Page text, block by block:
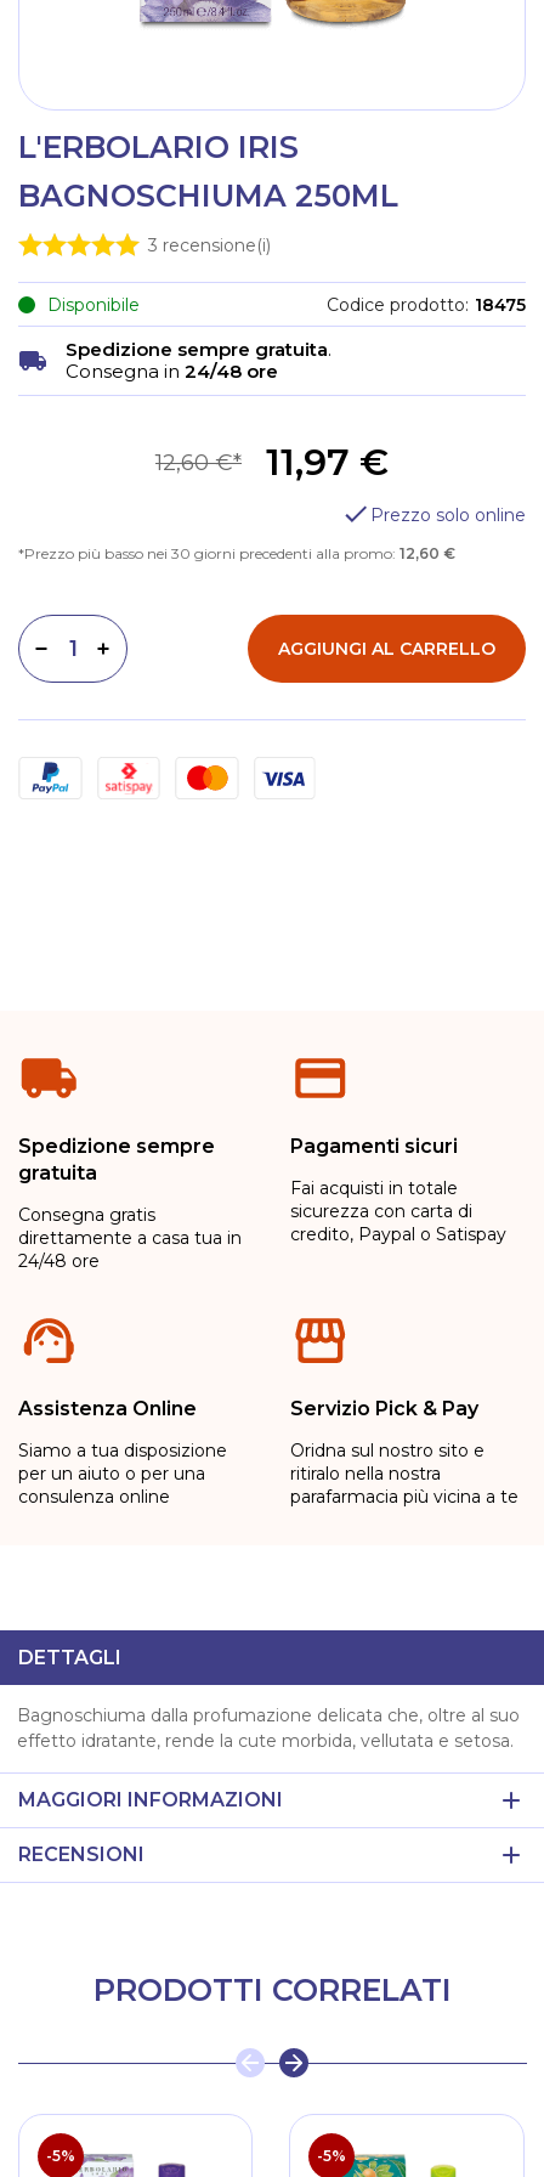
L'ERBOLARIO IRIS
BAGNOSCHIUMA 250ML
3 recensione(i)
Disponibile Codice prodotto 18475
Spedizione sempre gratuita.
Consegna in 24/48 ore
11,97 €
12,60 €
Prezzo solo online
Prezzo più basso nei 30 giorni precedenti alla promo: 12,60 €
Aumenta quantità
Diminuisci quantità AGGIUNGI AL CARRELLO
Metodi di pagamento
Spedizione sempre
gratuita
Consegna gratis
direttamente a casa tua in
24/48 ore
Pagamenti sicuri
Fai acquisti in totale
sicurezza con carta di
credito, Paypal o Satispay
Assistenza Online
Siamo a tua disposizione
per un aiuto o per una
consulenza online
Servizio Pick & Pay
Oridna sul nostro sito e
ritiralo nella nostra
parafarmacia più vicina a te
DETTAGLI
Bagnoschiuma dalla profumazione delicata che, oltre al suo
effetto idratante, rende la cute morbida, vellutata e setosa.
MAGGIORI INFORMAZIONI
RECENSIONI
PRODOTTI CORRELATI
-5% -5%